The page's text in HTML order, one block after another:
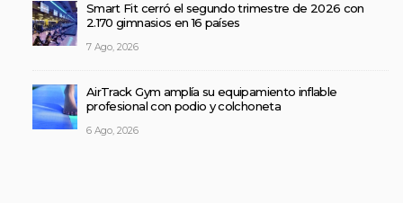
Smart Fit cerró el segundo trimestre de 2026 con
2.170 gimnasios en 16 países
7 Ago, 2026
AirTrack Gym amplía su equipamiento inflable
profesional con podio y colchoneta
6 Ago, 2026